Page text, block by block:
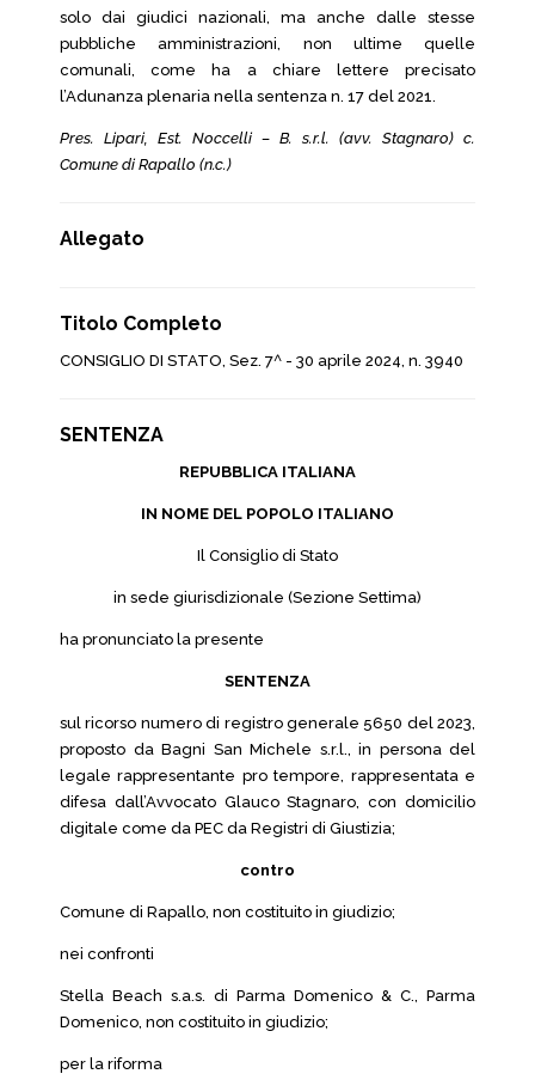
solo dai giudici nazionali, ma anche dalle stesse
pubbliche amministrazioni, non ultime quelle
comunali, come ha a chiare lettere precisato
l’Adunanza plenaria nella sentenza n. 17 del 2021.
Pres. Lipari, Est. Noccelli – B. s.r.l. (avv. Stagnaro) c.
Comune di Rapallo (n.c.)
Allegato
Titolo Completo
CONSIGLIO DI STATO, Sez. 7^ - 30 aprile 2024, n. 3940
SENTENZA
REPUBBLICA ITALIANA
IN NOME DEL POPOLO ITALIANO
Il Consiglio di Stato
in sede giurisdizionale (Sezione Settima)
ha pronunciato la presente
SENTENZA
sul ricorso numero di registro generale 5650 del 2023,
proposto da Bagni San Michele s.r.l., in persona del
legale rappresentante pro tempore, rappresentata e
difesa dall’Avvocato Glauco Stagnaro, con domicilio
digitale come da PEC da Registri di Giustizia;
contro
Comune di Rapallo, non costituito in giudizio;
nei confronti
Stella Beach s.a.s. di Parma Domenico & C., Parma
Domenico, non costituito in giudizio;
per la riforma